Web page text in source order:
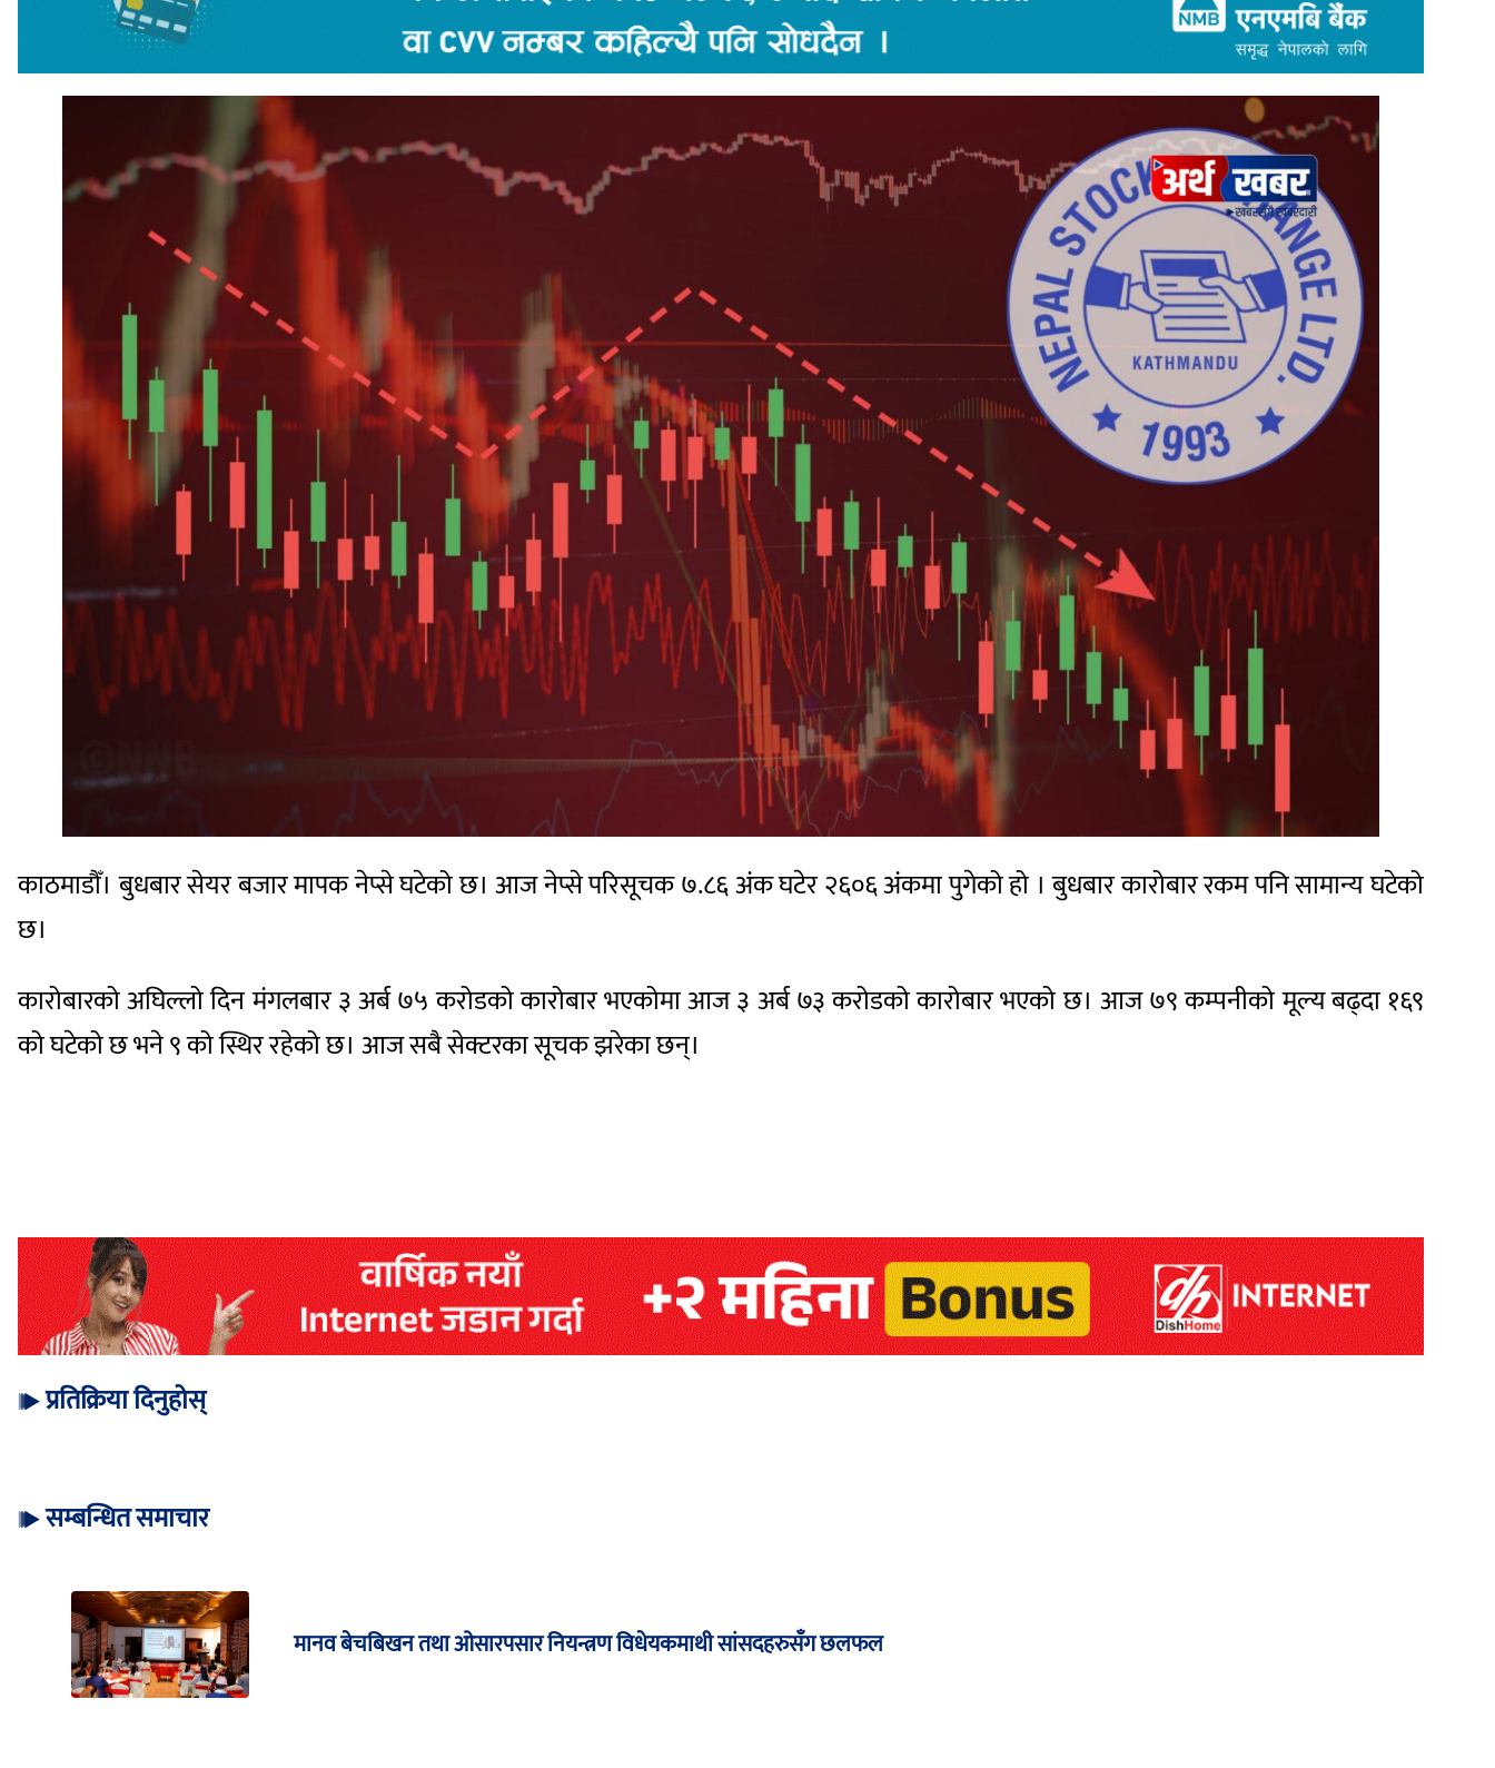
काठमाडौँ। बुधबार सेयर बजार मापक नेप्से घटेको छ। आज नेप्से परिसूचक ७.८६ अंक घटेर २६०६ अंकमा पुगेको हो । बुधबार कारोबार रकम पनि सामान्य घटेको
छ।
कारोबारको अघिल्लो दिन मंगलबार ३ अर्ब ७५ करोडको कारोबार भएकोमा आज ३ अर्ब ७३ करोडको कारोबार भएको छ। आज ७९ कम्पनीको मूल्य बढ्दा १६९
को घटेको छ भने ९ को स्थिर रहेको छ। आज सबै सेक्टरका सूचक झरेका छन्।
प्रतिक्रिया दिनुहोस्
सम्बन्धित समाचार
मानव बेचबिखन तथा ओसारपसार नियन्त्रण विधेयकमाथी सांसदहरुसँग छलफल